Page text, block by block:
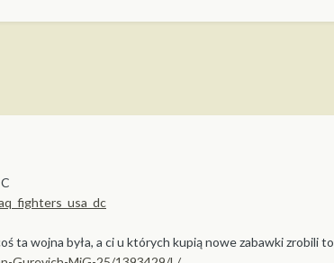
ta wojna była, a ci u których kupią nowe zabawki zrobili to